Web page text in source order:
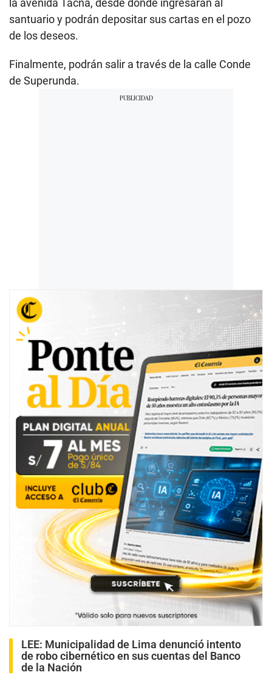
la avenida Tacna, desde donde ingresarán al
santuario y podrán depositar sus cartas en el pozo
de los deseos.
Finalmente, podrán salir a través de la calle Conde
de Superunda.
LEE: Municipalidad de Lima denunció intento
de robo cibernético en sus cuentas del Banco
de la Nación